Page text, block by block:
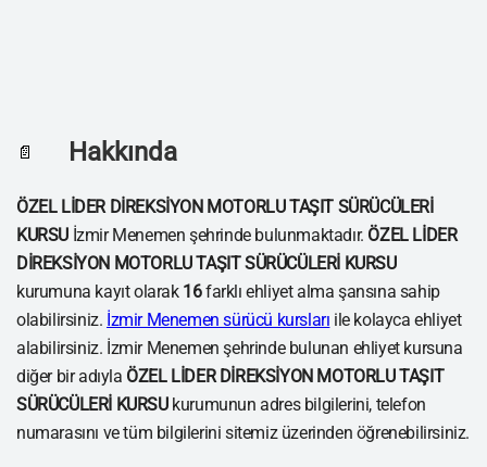
📄 Hakkında
ÖZEL LİDER DİREKSİYON MOTORLU TAŞIT SÜRÜCÜLERİ
KURSU İzmir Menemen şehrinde bulunmaktadır. ÖZEL LİDER
DİREKSİYON MOTORLU TAŞIT SÜRÜCÜLERİ KURSU
kurumuna kayıt olarak 16farklı ehliyet alma şansına sahip
olabilirsiniz. İzmir Menemen sürücü kursları ile kolayca ehliyet
alabilirsiniz. İzmir Menemen şehrinde bulunan ehliyet kursuna
diğer bir adıyla ÖZEL LİDER DİREKSİYON MOTORLU TAŞIT
SÜRÜCÜLERİ KURSUkurumunun adres bilgilerini, telefon
numarasını ve tüm bilgilerini sitemiz üzerinden öğrenebilirsiniz.